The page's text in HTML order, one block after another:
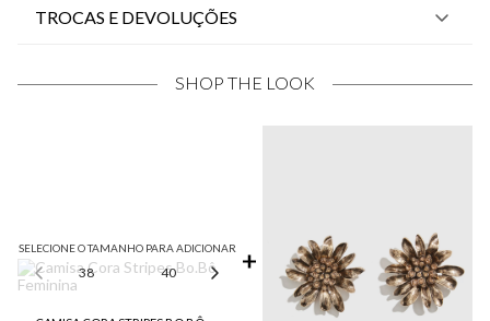
TROCAS E DEVOLUÇÕES
SHOP THE LOOK
SELECIONE O TAMANHO PARA ADICIONAR
38 40 42 44